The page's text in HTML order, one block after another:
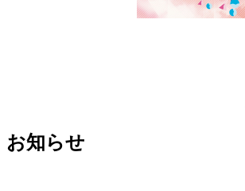
お知らせ